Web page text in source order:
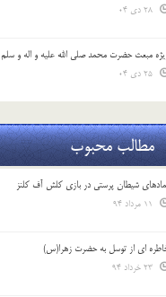
مبعث حضرت محمد صلی الله علیه و اله و سلم
مطالب محبوب
شیطان پرستی در بازی کلش آف کلنز
ای از توسل به حضرت زهرا(س)